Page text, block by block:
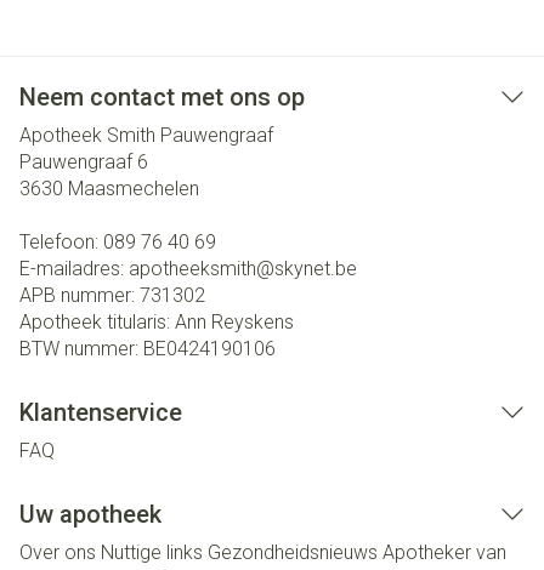
Neem contact met ons op
Apotheek Smith Pauwengraaf
Pauwengraaf 6
3630 Maasmechelen
Telefoon: 089 76 40 69
E-mailadres: apotheeksmith@skynet.be
APB nummer: 731302
Apotheek titularis: Ann Reyskens
BTW nummer: BE0424190106
Klantenservice
FAQ
Uw apotheek
Over ons Nuttige links Gezondheidsnieuws Apotheker van